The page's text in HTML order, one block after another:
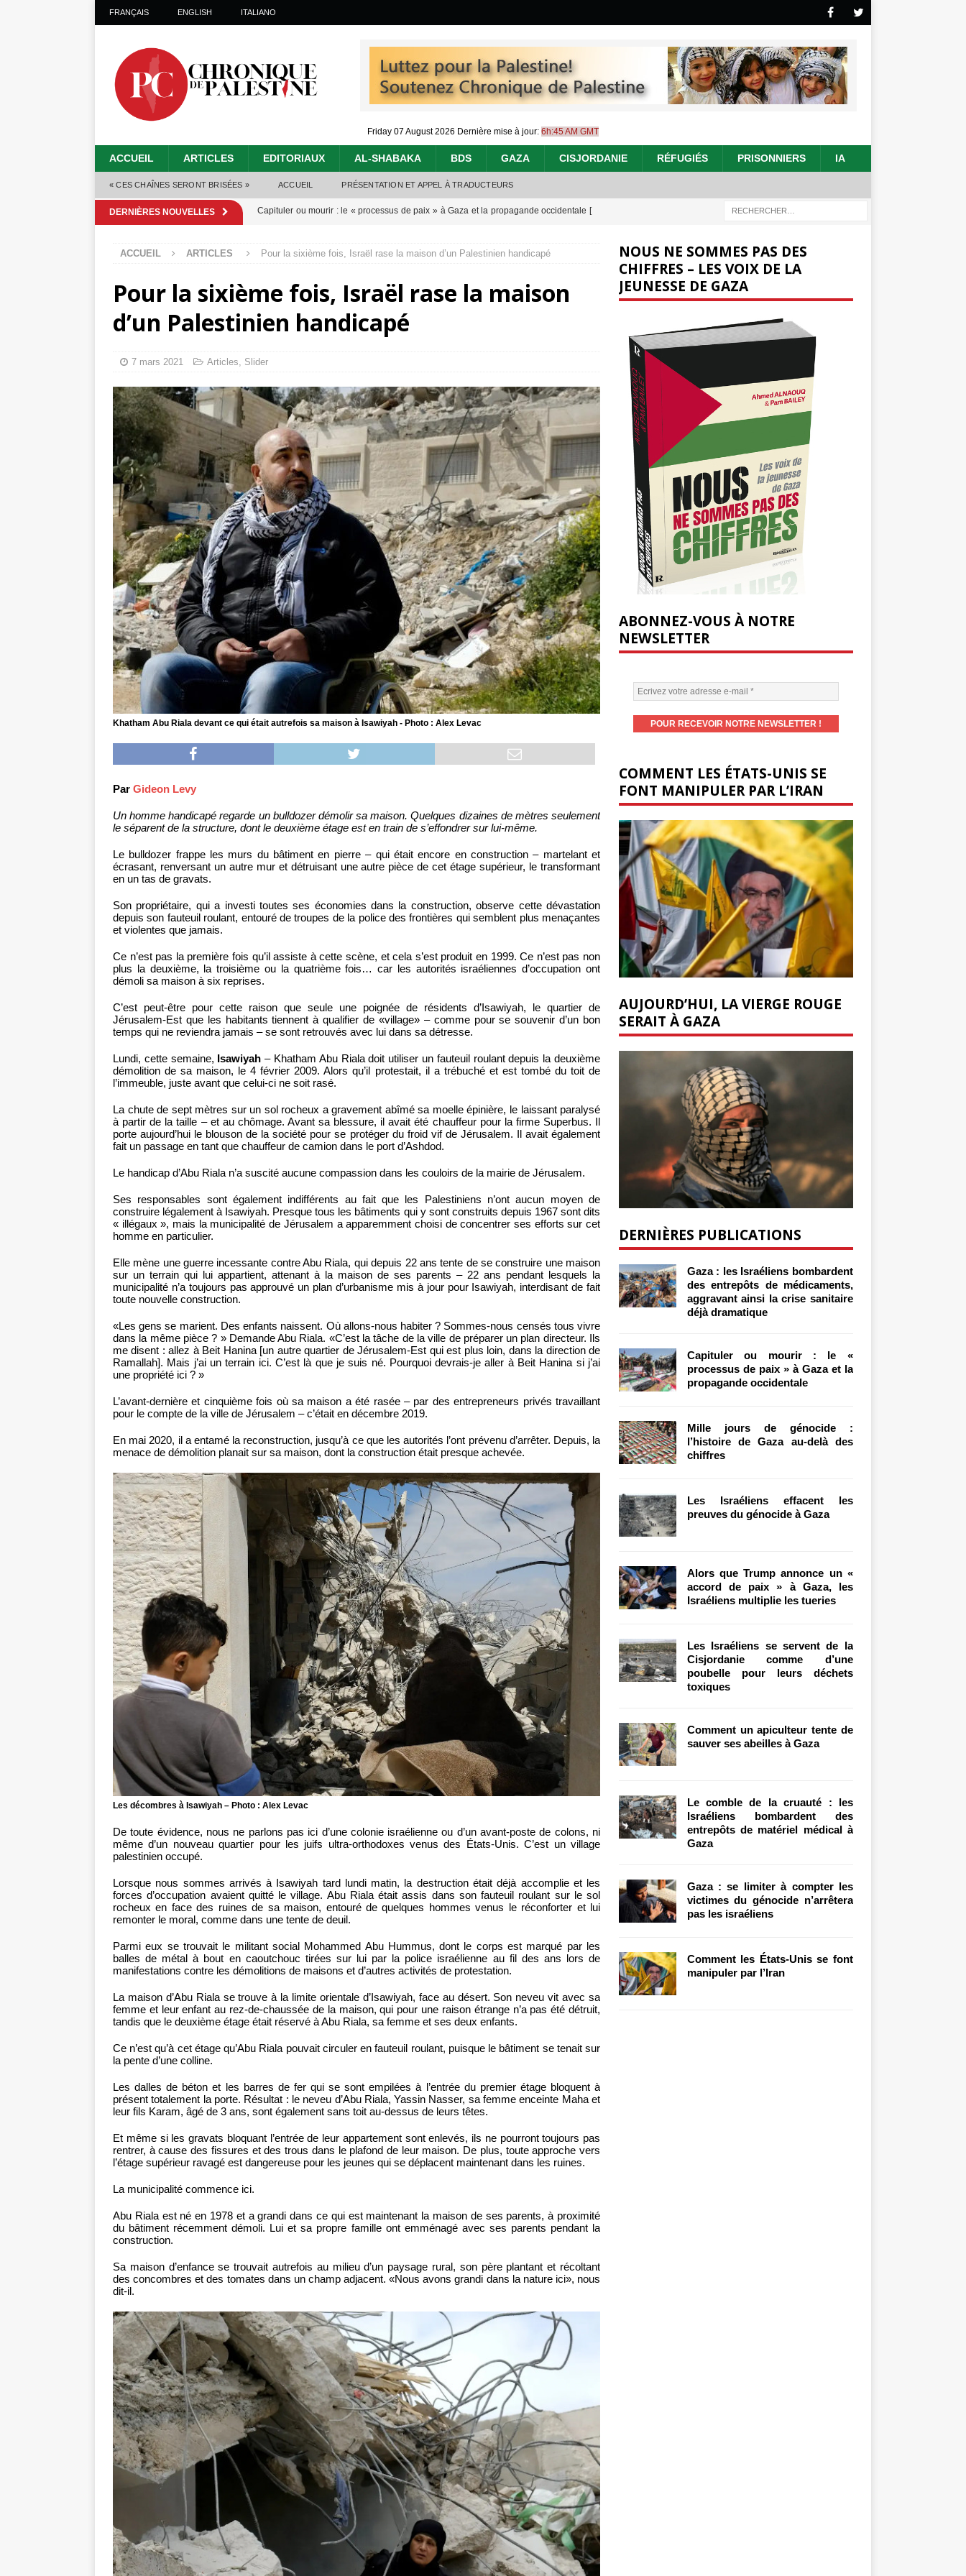
FRANÇAIS ENGLISH ITALIANO
Friday 07 August 2026 Dernière mise à jour: 6h:45 AM GMT
ACCUEIL ARTICLES EDITORIAUX AL-SHABAKA BDS GAZA CISJORDANIE RÉFUGIÉS PRISONNIERS IA
« CES CHAÎNES SERONT BRISÉES » ACCUEIL PRÉSENTATION ET APPEL À TRADUCTEURS
DERNIÈRES NOUVELLES Capituler ou mourir : le « processus de paix » à Gaza et la propagande occidentale [
Mille jours de génocide : l’histoire de Gaza au-delà des chiffres[ 5 août 2026 ]
Les Israéliens effacent les preuves du génocide à Gaza [ 4 août 2026 ]
tueries[ 4 août 2026 ]
Gaza : les Israéliens bombardent des entrepôts de médicaments, aggravant ainsi la
ACCUEIL ARTICLES Pour la sixième fois, Israël rase la maison d’un Palestinien handicapé
Pour la sixième fois, Israël rase la maison
d’un Palestinien handicapé
7 mars 2021 Articles, Slider
Khatham Abu Riala devant ce qui était autrefois sa maison à Isawiyah - Photo : Alex Levac
Par Gideon Levy
Un homme handicapé regarde un bulldozer démolir sa maison. Quelques dizaines de mètres seulement
le séparent de la structure, dont le deuxième étage est en train de s’effondrer sur lui-même.
Le bulldozer frappe les murs du bâtiment en pierre – qui était encore en construction – martelant et
écrasant, renversant un autre mur et détruisant une autre pièce de cet étage supérieur, le transformant
en un tas de gravats.
Son propriétaire, qui a investi toutes ses économies dans la construction, observe cette dévastation
depuis son fauteuil roulant, entouré de troupes de la police des frontières qui semblent plus menaçantes
et violentes que jamais.
Ce n’est pas la première fois qu’il assiste à cette scène, et cela s’est produit en 1999. Ce n’est pas non
plus la deuxième, la troisième ou la quatrième fois… car les autorités israéliennes d’occupation ont
démoli sa maison à six reprises.
C’est peut-être pour cette raison que seule une poignée de résidents d’Isawiyah, le quartier de
Jérusalem-Est que les habitants tiennent à qualifier de «village» – comme pour se souvenir d’un bon
temps qui ne reviendra jamais – se sont retrouvés avec lui dans sa détresse.
Lundi, cette semaine, Isawiyah – Khatham Abu Riala doit utiliser un fauteuil roulant depuis la deuxième
démolition de sa maison, le 4 février 2009. Alors qu’il protestait, il a trébuché et est tombé du toit de
l’immeuble, juste avant que celui-ci ne soit rasé.
La chute de sept mètres sur un sol rocheux a gravement abîmé sa moelle épinière, le laissant paralysé
à partir de la taille – et au chômage. Avant sa blessure, il avait été chauffeur pour la firme Superbus. Il
porte aujourd’hui le blouson de la société pour se protéger du froid vif de Jérusalem. Il avait également
fait un passage en tant que chauffeur de camion dans le port d’Ashdod.
Le handicap d’Abu Riala n’a suscité aucune compassion dans les couloirs de la mairie de Jérusalem.
Ses responsables sont également indifférents au fait que les Palestiniens n’ont aucun moyen de
construire légalement à Isawiyah. Presque tous les bâtiments qui y sont construits depuis 1967 sont dits
« illégaux », mais la municipalité de Jérusalem a apparemment choisi de concentrer ses efforts sur cet
homme en particulier.
Elle mène une guerre incessante contre Abu Riala, qui depuis 22 ans tente de se construire une maison
sur un terrain qui lui appartient, attenant à la maison de ses parents – 22 ans pendant lesquels la
municipalité n’a toujours pas approuvé un plan d’urbanisme mis à jour pour Isawiyah, interdisant de fait
toute nouvelle construction.
«Les gens se marient. Des enfants naissent. Où allons-nous habiter ? Sommes-nous censés tous vivre
dans la même pièce ? » Demande Abu Riala. «C’est la tâche de la ville de préparer un plan directeur. Ils
me disent : allez à Beit Hanina [un autre quartier de Jérusalem-Est qui est plus loin, dans la direction de
Ramallah]. Mais j’ai un terrain ici. C’est là que je suis né. Pourquoi devrais-je aller à Beit Hanina si j’ai
une propriété ici ? »
L’avant-dernière et cinquième fois où sa maison a été rasée – par des entrepreneurs privés travaillant
pour le compte de la ville de Jérusalem – c’était en décembre 2019.
En mai 2020, il a entamé la reconstruction, jusqu’à ce que les autorités l’ont prévenu d’arrêter. Depuis, la
menace de démolition planait sur sa maison, dont la construction était presque achevée.
Les décombres à Isawiyah – Photo : Alex Levac
De toute évidence, nous ne parlons pas ici d’une colonie israélienne ou d’un avant-poste de colons, ni
même d’un nouveau quartier pour les juifs ultra-orthodoxes venus des États-Unis. C’est un village
palestinien occupé.
Lorsque nous sommes arrivés à Isawiyah tard lundi matin, la destruction était déjà accomplie et les
forces d’occupation avaient quitté le village. Abu Riala était assis dans son fauteuil roulant sur le sol
rocheux en face des ruines de sa maison, entouré de quelques hommes venus le réconforter et lui
remonter le moral, comme dans une tente de deuil.
Parmi eux se trouvait le militant social Mohammed Abu Hummus, dont le corps est marqué par les
balles de métal à bout en caoutchouc tirées sur lui par la police israélienne au fil des ans lors de
manifestations contre les démolitions de maisons et d’autres activités de protestation.
La maison d’Abu Riala se trouve à la limite orientale d’Isawiyah, face au désert. Son neveu vit avec sa
femme et leur enfant au rez-de-chaussée de la maison, qui pour une raison étrange n’a pas été détruit,
tandis que le deuxième étage était réservé à Abu Riala, sa femme et ses deux enfants.
Ce n’est qu’à cet étage qu’Abu Riala pouvait circuler en fauteuil roulant, puisque le bâtiment se tenait sur
la pente d’une colline.
Les dalles de béton et les barres de fer qui se sont empilées à l’entrée du premier étage bloquent à
présent totalement la porte. Résultat : le neveu d’Abu Riala, Yassin Nasser, sa femme enceinte Maha et
leur fils Karam, âgé de 3 ans, sont également sans toit au-dessus de leurs têtes.
Et même si les gravats bloquant l’entrée de leur appartement sont enlevés, ils ne pourront toujours pas
rentrer, à cause des fissures et des trous dans le plafond de leur maison. De plus, toute approche vers
l’étage supérieur ravagé est dangereuse pour les jeunes qui se déplacent maintenant dans les ruines.
La municipalité commence ici.
Abu Riala est né en 1978 et a grandi dans ce qui est maintenant la maison de ses parents, à proximité
du bâtiment récemment démoli. Lui et sa propre famille ont emménagé avec ses parents pendant la
construction.
Sa maison d’enfance se trouvait autrefois au milieu d’un paysage rural, son père plantant et récoltant
des concombres et des tomates dans un champ adjacent. «Nous avons grandi dans la nature ici», nous
dit-il.
NOUS NE SOMMES PAS DES
CHIFFRES – LES VOIX DE LA
JEUNESSE DE GAZA
ABONNEZ-VOUS À NOTRE
NEWSLETTER
COMMENT LES ÉTATS-UNIS SE
FONT MANIPULER PAR L’IRAN
AUJOURD’HUI, LA VIERGE ROUGE
SERAIT À GAZA
DERNIÈRES PUBLICATIONS
Gaza : les Israéliens bombardent
des entrepôts de médicaments,
aggravant ainsi la crise sanitaire
déjà dramatique
Capituler ou mourir : le «
processus de paix » à Gaza et la
propagande occidentale
Mille jours de génocide :
l’histoire de Gaza au-delà des
chiffres
Les Israéliens effacent les
preuves du génocide à Gaza
Alors que Trump annonce un «
accord de paix » à Gaza, les
Israéliens multiplie les tueries
Les Israéliens se servent de la
Cisjordanie comme d’une
poubelle pour leurs déchets
toxiques
Comment un apiculteur tente de
sauver ses abeilles à Gaza
Le comble de la cruauté : les
Israéliens bombardent des
entrepôts de matériel médical à
Gaza
Gaza : se limiter à compter les
victimes du génocide n’arrêtera
pas les israéliens
Comment les États-Unis se font
manipuler par l’Iran